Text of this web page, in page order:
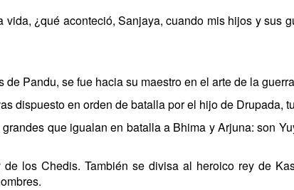
¿qué aconteció, Sanjaya, cuando mis hijos y sus
Pandu, se fue hacia su maestro en el arte de la
dispuesto en orden de batalla por el hijo de Drupada,
que igualan en batalla a Bhima y Arjuna: son
los Chedis. También se divisa al heroico rey de